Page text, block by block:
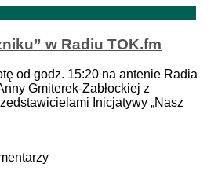
w Radiu TOK.fm
od godz. 15:20 na antenie Radia
Gmiterek-Zabłockiej z
Inicjatywy „Nasz